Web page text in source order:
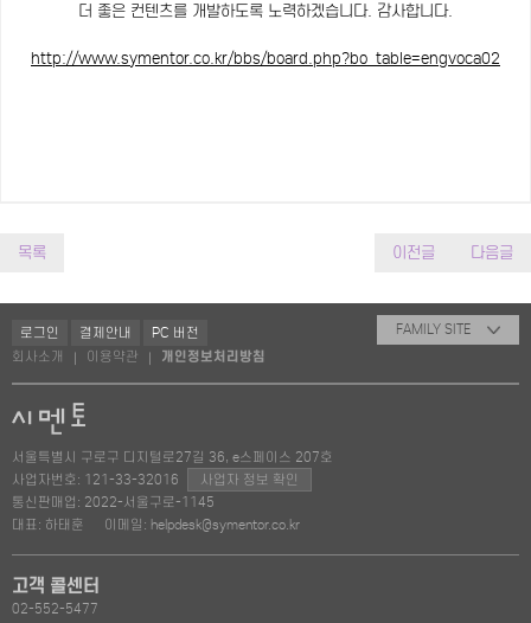
더 좋은 컨텐츠를 개발하도록 노력하겠습니다. 감사합니다.
http://www.symentor.co.kr/bbs/board.php?bo_table=engvoca02
목록 이전글 다음글
로그인 결제안내
PC 버전
회사소개
이용약관 개인정보처리방침
FAMILY SITE
서울특별시 구로구 디지털로27길 36, e스페이스 207호
사업자번호: 121-33-32016
사업자 정보 확인
통신판매업: 2022-서울구로-1145
대표: 하태훈
이메일: helpdesk@symentor.co.kr
고객 콜센터
02-552-5477